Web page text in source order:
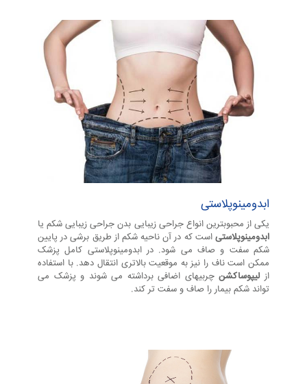
ش
ن
ه
ابدومینوپلاستی
یکی از محبوبترین انواع جراحی زیبایی بدن جراحی زیبایی شکم یا
ابدومینوپلاستی است که در آن ناحیه شکم از طریق برشی در پایین
شکم سفت و صاف می شود. در ابدومینوپلاستی کامل پزشک
ممکن است ناف را نیز به موقعیت بالاتری انتقال دهد. با استفاده
از لیپوساکشنچربیهای اضافی برداشته می شوند و پزشک می
تواند شکم بیمار را صاف و سفت تر کند.